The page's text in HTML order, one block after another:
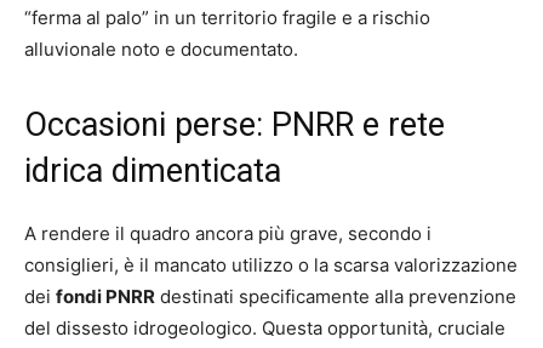
“ferma al palo” in un territorio fragile e a rischio
alluvionale noto e documentato.
Occasioni perse: PNRR e rete
idrica dimenticata
A rendere il quadro ancora più grave, secondo i
consiglieri, è il mancato utilizzo o la scarsa valorizzazione
dei fondi PNRR destinati specificamente alla prevenzione
del dissesto idrogeologico. Questa opportunità, cruciale